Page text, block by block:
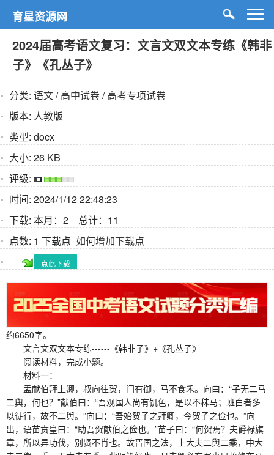
育星资源网
2024届高考语文复习：文言文双文本专练《韩非
子》《孔丛子》
分类: 语文/高中试卷/高考专项试卷
版本: 人教版
类型: docx
大小: 26 KB
评级:
时间: 2024/1/12 22:48:23
下载: 本月：2 总计：11
点数: 1 下载点 如何增加下载点
点此下载
约6650字。
文言文双文本专练------《韩非子》+《孔丛子》
阅读材料，完成小题。
材料一：
盂献伯拜上卿，叔向往贺，门有御，马不食禾。向曰：“子无二马
二舆，何也？”献伯曰：“吾观国人尚有饥色，是以不秣马；班白者多
以徒行，故不二舆。”向曰：“吾始贺子之拜卿，今贺子之俭也。”向
出，语苗贲皇曰：“助吾贺献伯之俭也。”苗子曰：“何贺焉？夫爵禄旗
章，所以异功伐，别贤不肖也。故晋国之法，上大夫二舆二乘，中大